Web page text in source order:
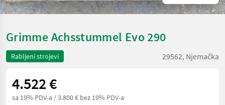
Grimme Achsstummel Evo 290
Rabljeni strojevi 29562, Njemačka
4.522 €
sa 19% PDV-a / 3.800 € bez 19% PDV-a